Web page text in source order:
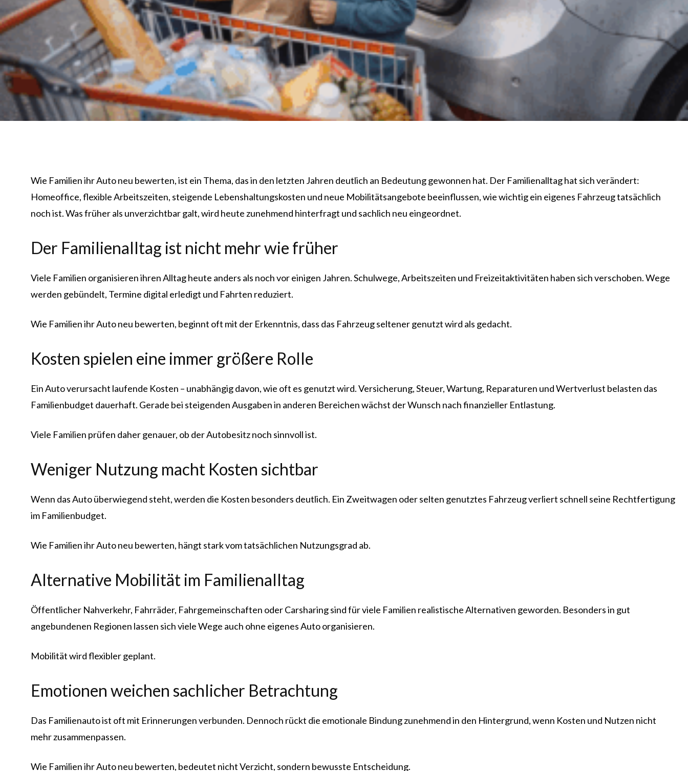
Wie Familien ihr Auto neu bewerten, ist ein Thema, das in den letzten Jahren deutlich an Bedeutung gewonnen hat. Der Familienalltag hat sich verändert:
Homeoffice, flexible Arbeitszeiten, steigende Lebenshaltungskosten und neue Mobilitätsangebote beeinflussen, wie wichtig ein eigenes Fahrzeug tatsächlich
noch ist. Was früher als unverzichtbar galt, wird heute zunehmend hinterfragt und sachlich neu eingeordnet.
Der Familienalltag ist nicht mehr wie früher
Viele Familien organisieren ihren Alltag heute anders als noch vor einigen Jahren. Schulwege, Arbeitszeiten und Freizeitaktivitäten haben sich verschoben. Wege
werden gebündelt, Termine digital erledigt und Fahrten reduziert.
Wie Familien ihr Auto neu bewerten, beginnt oft mit der Erkenntnis, dass das Fahrzeug seltener genutzt wird als gedacht.
Kosten spielen eine immer größere Rolle
Ein Auto verursacht laufende Kosten – unabhängig davon, wie oft es genutzt wird. Versicherung, Steuer, Wartung, Reparaturen und Wertverlust belasten das
Familienbudget dauerhaft. Gerade bei steigenden Ausgaben in anderen Bereichen wächst der Wunsch nach finanzieller Entlastung.
Viele Familien prüfen daher genauer, ob der Autobesitz noch sinnvoll ist.
Weniger Nutzung macht Kosten sichtbar
Wenn das Auto überwiegend steht, werden die Kosten besonders deutlich. Ein Zweitwagen oder selten genutztes Fahrzeug verliert schnell seine Rechtfertigung
im Familienbudget.
Wie Familien ihr Auto neu bewerten, hängt stark vom tatsächlichen Nutzungsgrad ab.
Alternative Mobilität im Familienalltag
Öffentlicher Nahverkehr, Fahrräder, Fahrgemeinschaften oder Carsharing sind für viele Familien realistische Alternativen geworden. Besonders in gut
angebundenen Regionen lassen sich viele Wege auch ohne eigenes Auto organisieren.
Mobilität wird flexibler geplant.
Emotionen weichen sachlicher Betrachtung
Das Familienauto ist oft mit Erinnerungen verbunden. Dennoch rückt die emotionale Bindung zunehmend in den Hintergrund, wenn Kosten und Nutzen nicht
mehr zusammenpassen.
Wie Familien ihr Auto neu bewerten, bedeutet nicht Verzicht, sondern bewusste Entscheidung.